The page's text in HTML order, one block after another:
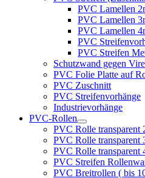
PVC Lamellen
PVC Lamellen
PVC Lamellen
PVC
PVC Streifen
Schutzwand gegen
PVC Folie Platte auf
PVC Zuschnitt
PVC Streifenvorhänge
Industrievorhänge
PVC-Rollen
PVC Rolle transparent
PVC Rolle transparent
PVC Rolle transparent
PVC Streifen
PVC Breitrollen ( bis